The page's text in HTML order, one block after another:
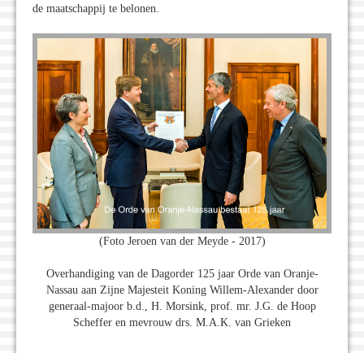
de maatschappij te belonen.
(Foto Jeroen van der Meyde - 2017)
Overhandiging van de Dagorder 125 jaar Orde van Oranje-
Nassau aan Zijne Majesteit Koning Willem-Alexander door
generaal-majoor b.d., H. Morsink, prof. mr. J.G. de Hoop
Scheffer en mevrouw drs. M.A.K. van Grieken